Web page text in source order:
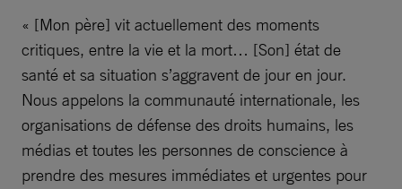
« [Mon père] vit actuellement des moments
critiques, entre la vie et la mort… [Son] état de
santé et sa situation s’aggravent de jour en jour.
Nous appelons la communauté internationale, les
organisations de défense des droits humains, les
médias et toutes les personnes de conscience à
prendre des mesures immédiates et urgentes pour